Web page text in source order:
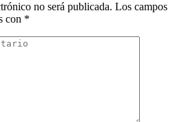
no será publicada. Los campos
con *